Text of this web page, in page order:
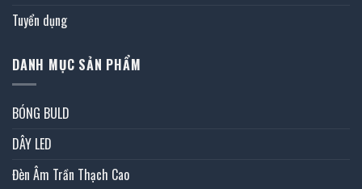
Tuyển dụng
DANH MỤC SẢN PHẨM
BÓNG BULD
DÂY LED
Đèn Âm Trần Thạch Cao